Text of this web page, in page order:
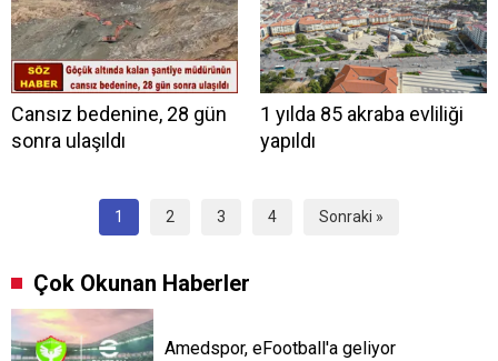
Cansız bedenine, 28 gün
sonra ulaşıldı
1 yılda 85 akraba evliliği
yapıldı
1 2 3 4 Sonraki »
Çok Okunan Haberler
Amedspor, eFootball'a geliyor